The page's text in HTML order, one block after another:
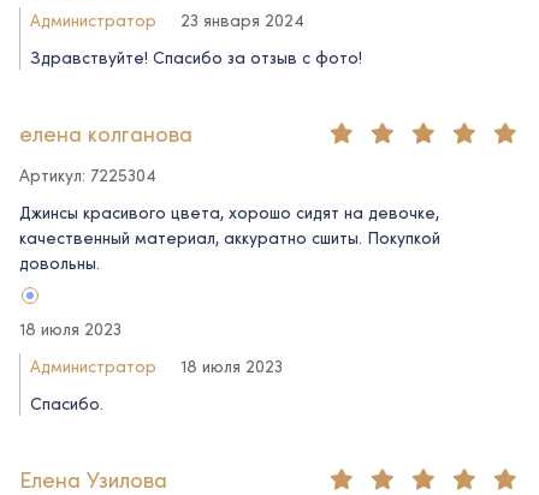
Администратор
23 января 2024
Здравствуйте! Спасибо за отзыв с фото!
елена колганова
Артикул: 7225304
Джинсы красивого цвета, хорошо сидят на девочке,
качественный материал, аккуратно сшиты. Покупкой
довольны.
18 июля 2023
Администратор
18 июля 2023
Спасибо.
Елена Узилова